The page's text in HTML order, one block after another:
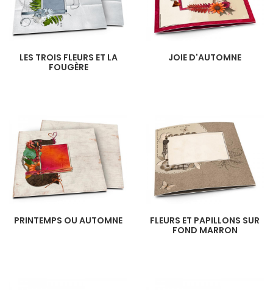
LES TROIS FLEURS ET LA
FOUGÈRE
JOIE D'AUTOMNE
PRINTEMPS OU AUTOMNE
FLEURS ET PAPILLONS SUR
FOND MARRON